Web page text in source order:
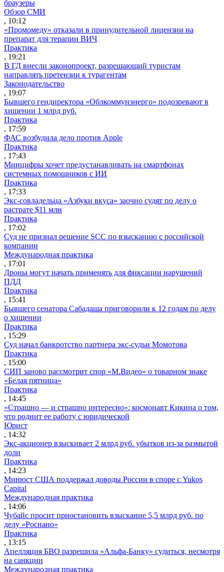
браузеры
Обзор СМИ
, 10:12
«Промомеду» отказали в принудительной лицензии на
препарат для терапии ВИЧ
Практика
, 19:21
В ГД внесли законопроект, разрешающий туристам
направлять претензии к турагентам
Законодательство
, 19:07
Бывшего гендиректора «Облкоммунэнерго» подозревают в
хищении 1 млрд руб.
Практика
, 17:59
ФАС возбудила дело против Apple
Практика
, 17:43
Минцифры хочет предустанавливать на смартфонах
системных помощников с ИИ
Практика
, 17:33
Экс-совладельца «Азбуки вкуса» заочно судят по делу о
растрате $11 млн
Практика
, 17:02
Суд не признал решение SCC по взысканию с российской
компании
Международная практика
, 17:01
Дроны могут начать применять для фиксации нарушений
ПДД
Практика
, 15:41
Бывшего сенатора Сабадаша приговорили к 12 годам по делу
о хищении
Практика
, 15:29
Суд начал банкротство партнера экс-судьи Момотова
Практика
, 15:00
СИП заново рассмотрит спор «М.Видео» о товарном знаке
«Белая пятница»
Практика
, 14:45
«Страшно — и страшно интересно»: космонавт Кикина о том,
что роднит ее работу с юридической
Юрист
, 14:32
Экс-акционер взыскивает 2 млрд руб. убытков из-за размытой
доли
Практика
, 14:23
Минюст США поддержал доводы России в споре с Yukos
Capital
Международная практика
, 14:06
Чубайс просит приостановить взыскание 5,5 млрд руб. по
делу «Роснано»
Практика
, 13:15
Апелляция БВО разрешила «Альфа-Банку» судиться, несмотря
на санкции
Международная практика